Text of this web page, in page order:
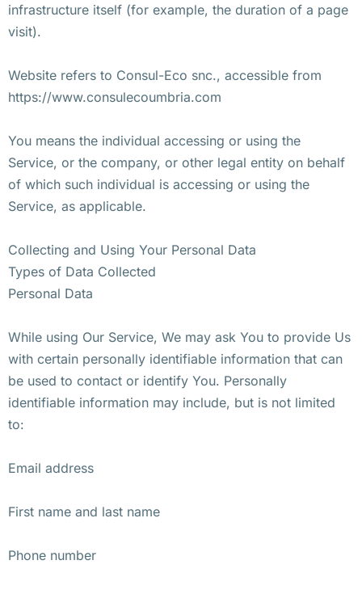
infrastructure itself (for example, the duration of a page
visit).
Website refers to Consul-Eco snc., accessible from
https://www.consulecoumbria.com
You means the individual accessing or using the
Service, or the company, or other legal entity on behalf
of which such individual is accessing or using the
Service, as applicable.
Collecting and Using Your Personal Data
Types of Data Collected
Personal Data
While using Our Service, We may ask You to provide Us
with certain personally identifiable information that can
be used to contact or identify You. Personally
identifiable information may include, but is not limited
to:
Email address
First name and last name
Phone number